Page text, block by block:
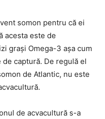
somon pentru că ei
acesta este de
grași Omega-3 așa cum
captură. De regulă el
de Atlantic, nu este
de acvacultură s-a